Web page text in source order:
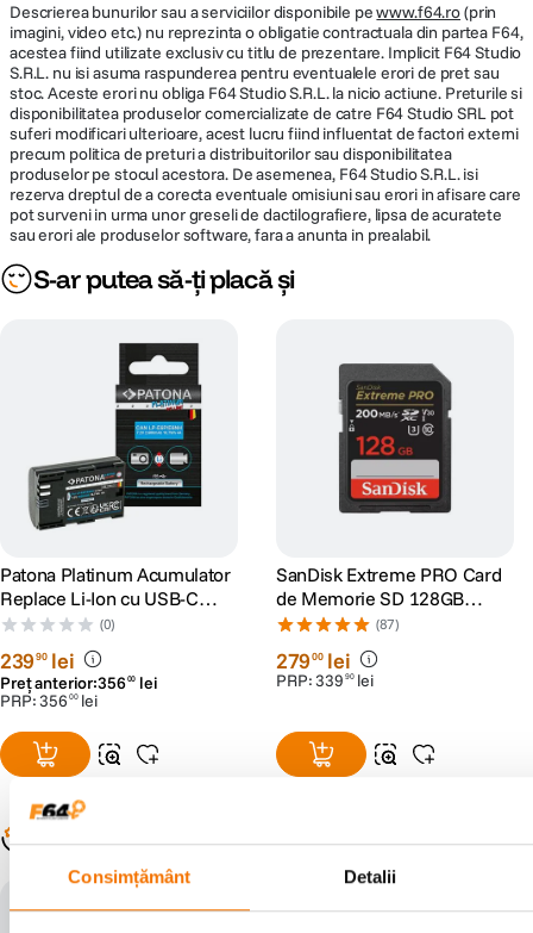
Consimțământ Detalii
Descrierea bunurilor sau a serviciilor disponibile pewww.f64.ro(prin
imagini, video etc.) nu reprezinta o obligatie contractuala din partea F64,
acestea fiind utilizate exclusiv cu titlu de prezentare. Implicit F64 Studio
S.R.L. nu isi asuma raspunderea pentru eventualele erori de pret sau
stoc. Aceste erori nu obliga F64 Studio S.R.L. la nicio actiune. Preturile si
disponibilitatea produselor comercializate de catre F64 Studio SRL pot
suferi modificari ulterioare, acest lucru fiind influentat de factori externi
precum politica de preturi a distribuitorilor sau disponibilitatea
produselor pe stocul acestora. De asemenea, F64 Studio S.R.L. isi
rezerva dreptul de a corecta eventuale omisiuni sau erori in afisare care
pot surveni in urma unor greseli de dactilografiere, lipsa de acuratete
sau erori ale produselor software, fara a anunta in prealabil.
S-ar putea să-ți placă și
Patona Platinum Acumulator
Replace Li-Ion cu USB-C
pentru Canon LP-E6NH si LP-
E6P 2600 mAh
(0)
23990 lei
Preț anterior:35600 lei
PRP:356 00 lei
SanDisk Extreme PRO Card
de Memorie SD 128GB
SDXC UHS-I Class 10 U3 V30
+ 2 Ani RescuePRO Deluxe
(87)
27900 lei
PRP:339 90 lei
Populare în aceeași categorie